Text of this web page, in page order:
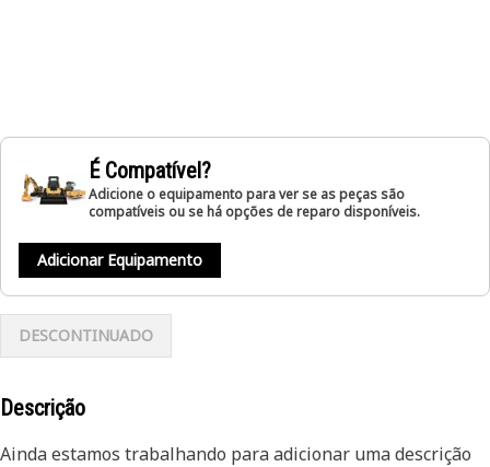
É Compatível?
Adicione o equipamento para ver se as peças são
compatíveis ou se há opções de reparo disponíveis.
Adicionar Equipamento
DESCONTINUADO
Descrição
Ainda estamos trabalhando para adicionar uma descrição